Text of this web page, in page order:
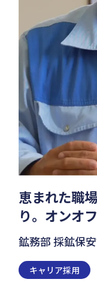
恵まれた職
り。オンオ
鉱務部 採鉱保
キャリア採用